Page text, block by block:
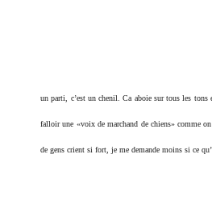
un parti, c’est un chenil. Ca aboie sur tous les
falloir une «voix de marchand de chiens» comme
de gens crient si fort, je me demande moins si ce